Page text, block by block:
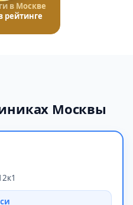
в Москве
рейтинге
Москвы